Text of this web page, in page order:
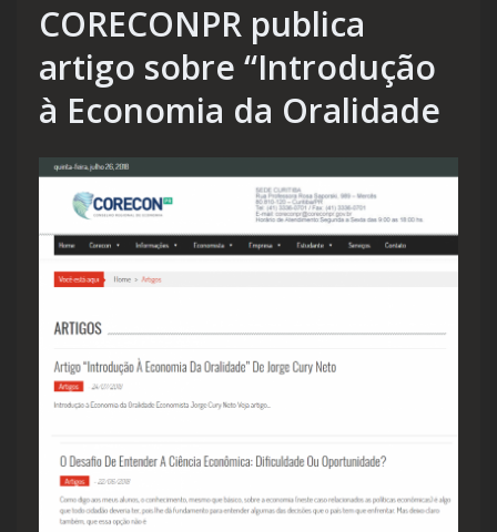
CORECONPR publica
artigo sobre “Introdução
à Economia da Oralidade